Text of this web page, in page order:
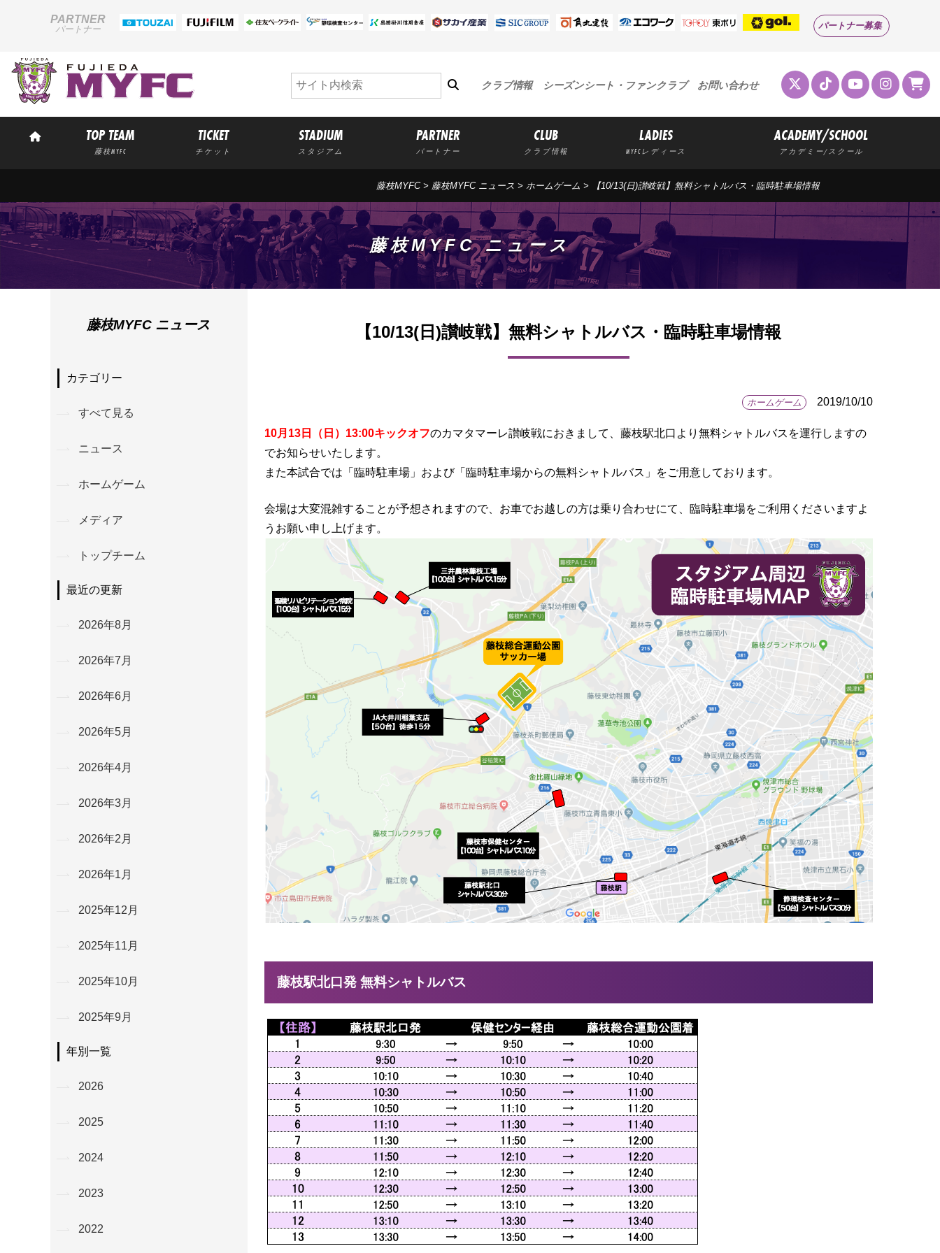
PARTNER
パートナー パートナー募集
クラブ情報 シーズンシート・ファンクラブ お問い合わせ
TOP TEAM
藤枝MYFC
TICKET
チケット
STADIUM
スタジアム
PARTNER
パートナー
CLUB
クラブ情報
LADIES
MYFCレディース
ACADEMY/SCHOOL
アカデミー/スクール
藤枝MYFC> 藤枝MYFC ニュース > ホームゲーム > 【10/13(日)讃岐戦】無料シャトルバス・臨時駐車場情報
藤枝MYFC ニュース
【10/13(日)讃岐戦】無料シャトルバス・臨時駐車場情報
ホームゲーム 2019/10/10
10月13日（日）13:00キックオフのカマタマーレ讃岐戦におきまして、藤枝駅北口より無料シャトルバスを運行しますの
でお知らせいたします。
また本試合では「臨時駐車場」および「臨時駐車場からの無料シャトルバス」をご用意しております。
会場は大変混雑することが予想されますので、お車でお越しの方は乗り合わせにて、臨時駐車場をご利用くださいますよ
うお願い申し上げます。
藤枝駅北口発 無料シャトルバス
藤枝MYFC ニュース
カテゴリー
すべて見る
ニュース
ホームゲーム
メディア
トップチーム
最近の更新
2026年8月
2026年7月
2026年6月
2026年5月
2026年4月
2026年3月
2026年2月
2026年1月
2025年12月
2025年11月
2025年10月
2025年9月
年別一覧
2026
2025
2024
2023
2022